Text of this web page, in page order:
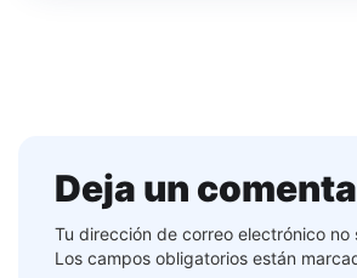
Deja un
Tu dirección de correo electrónico no
Los campos obligatorios están